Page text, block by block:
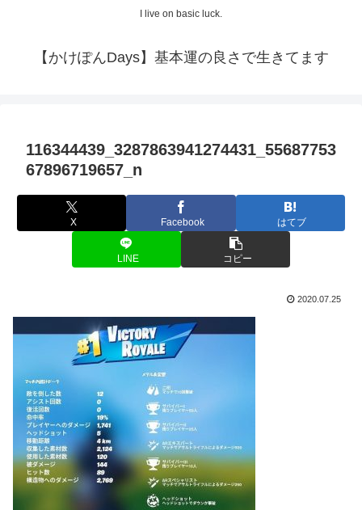
I live on basic luck.
【かけぽんDays】基本運の良さで生きてます
116344439_3287863941274431_55687753
67896719657_n
X Facebook はてブ
LINE コピー
2020.07.25